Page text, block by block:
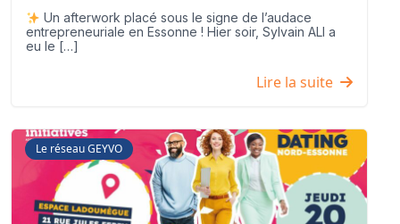
Un afterwork placé sous le signe de l’audace
entrepreneuriale en Essonne ! Hier soir, Sylvain ALI a
eu le […]
Lire la suite
Le réseau GEYVO